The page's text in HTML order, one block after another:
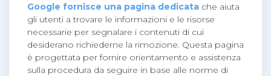
Google fornisce una pagina dedicata che aiuta
gli utenti a trovare le informazioni e le risorse
necessarie per segnalare i contenuti di cui
desiderano richiederne la rimozione. Questa pagina
è progettata per fornire orientamento e assistenza
sulla procedura da seguire in base alle norme di